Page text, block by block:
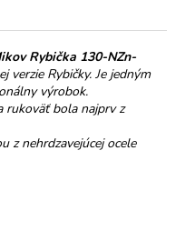
Rybička 130-NZn-
verzie Rybičky. Je jedným
výrobok.
rukoväť bola najprv z
z nehrdzavejúcej ocele